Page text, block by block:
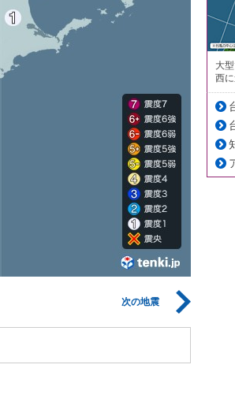
次の地震
大
西